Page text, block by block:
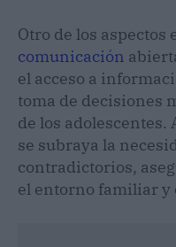
Otro de los aspectos
comunicación
el acceso a
toma de decisiones
de los adolescentes.
se subraya la
contradictorios,
el entorno familiar y